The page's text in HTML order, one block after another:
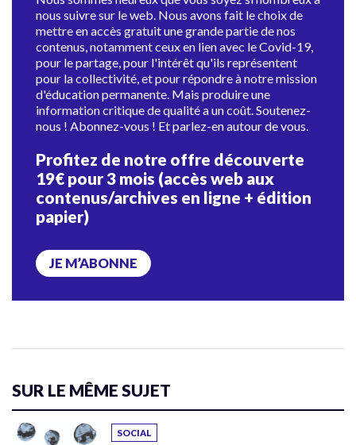
nous suivre sur le web. Nous avons fait le choix de
mettre en accès gratuit une grande partie de nos
contenus, notamment ceux en lien avec le Covid-19,
pour le partage, pour l'intérêt qu'ils représentent
pour la collectivité, et pour répondre à notre mission
d'éducation permanente. Mais produire une
information critique de qualité a un coût. Soutenez-
nous ! Abonnez-vous ! Et parlez-en autour de vous.
Profitez de notre offre découverte
19€ pour 3 mois (accès web aux
contenus/archives en ligne + édition
papier)
JE M’ABONNE
SUR LE MÊME SUJET
SOCIAL